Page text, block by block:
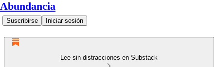
Abundancia
Suscribirse Iniciar sesión
Lee sin distracciones en Substack